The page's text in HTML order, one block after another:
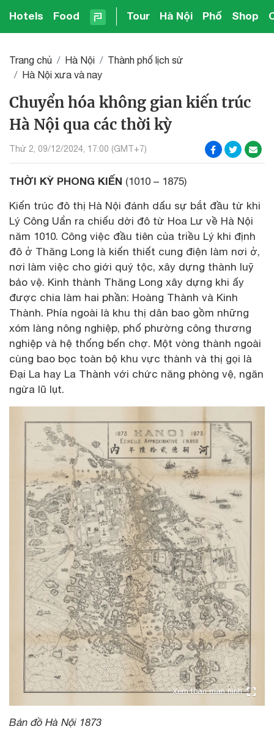
Hotels Food Tour Hà Nội Phố Shop
Trang chủ Hà Nội
Thành phố lịch sử
Hà Nội xưa và nay
Chuyển hóa không gian kiến trúc
Hà Nội qua các thời kỳ
Thứ 2, 09/12/2024, 17:00 (GMT+7)
THỜI KỲ PHONG KIẾN (1010 – 1875)
Kiến trúc đô thị Hà Nội đánh dấu sự bắt đầu từ khi
Lý Công Uẩn ra chiếu dời đô từ Hoa Lư về Hà Nội
năm 1010. Công việc đầu tiên của triều Lý khi định
đô ở Thăng Long là kiến thiết cung điện làm nơi ở,
nơi làm việc cho giới quý tộc, xây dựng thành luỹ
bảo vệ. Kinh thành Thăng Long xây dựng khi ấy
được chia làm hai phần: Hoàng Thành và Kinh
Thành. Phía ngoài là khu thị dân bao gồm những
xóm làng nông nghiệp, phố phường công thương
nghiệp và hệ thống bến chợ. Một vòng thành ngoài
cùng bao bọc toàn bộ khu vực thành và thị gọi là
Đại La hay La Thành với chức năng phòng vệ, ngăn
ngừa lũ lụt.
Xem toàn màn hình
Bản đồ Hà Nội 1873